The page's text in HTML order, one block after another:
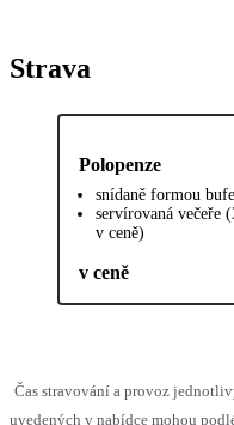
Strava
Polopenze
snídaně formou
servírovaná večeře
v ceně)
v ceně
Čas stravování a provoz
uvedených v nabídce mohou